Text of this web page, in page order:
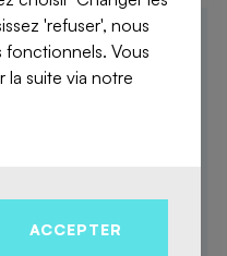
D
1er étage
'refuser', nous
fonctionnels. Vous
la suite via notre
ACCEPTER